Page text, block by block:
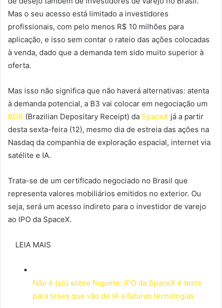
Mas o seu acesso está limitado a investidores
profissionais, com pelo menos R$ 10 milhões para
aplicação, e isso sem contar o rateio das ações colocadas
à venda, dado que a demanda tem sido muito superior à
oferta.
Mas isso não significa que não haverá alternativas: atenta
à demanda potencial, a B3 vai colocar em negociação um
BDR (Brazilian Depositary Receipt) da SpaceX já a partir
desta sexta-feira (12), mesmo dia de estreia das ações na
Nasdaq da companhia de exploração espacial, internet via
satélite e IA.
Trata-se de um certificado negociado no Brasil que
representa valores mobiliários emitidos no exterior. Ou
seja, será um acesso indireto para o investidor de varejo
ao IPO da SpaceX.
LEIA MAIS
Não é (só) sobre foguete: IPO da SpaceX é teste
para teses que vão de IA a futuras tecnologias